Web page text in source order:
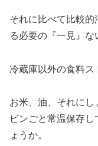
それに比べて比較
る必要の『一見』な
冷蔵庫以外の食料ス
お米、油、それにし
ビンごと常温保存
ょうか。